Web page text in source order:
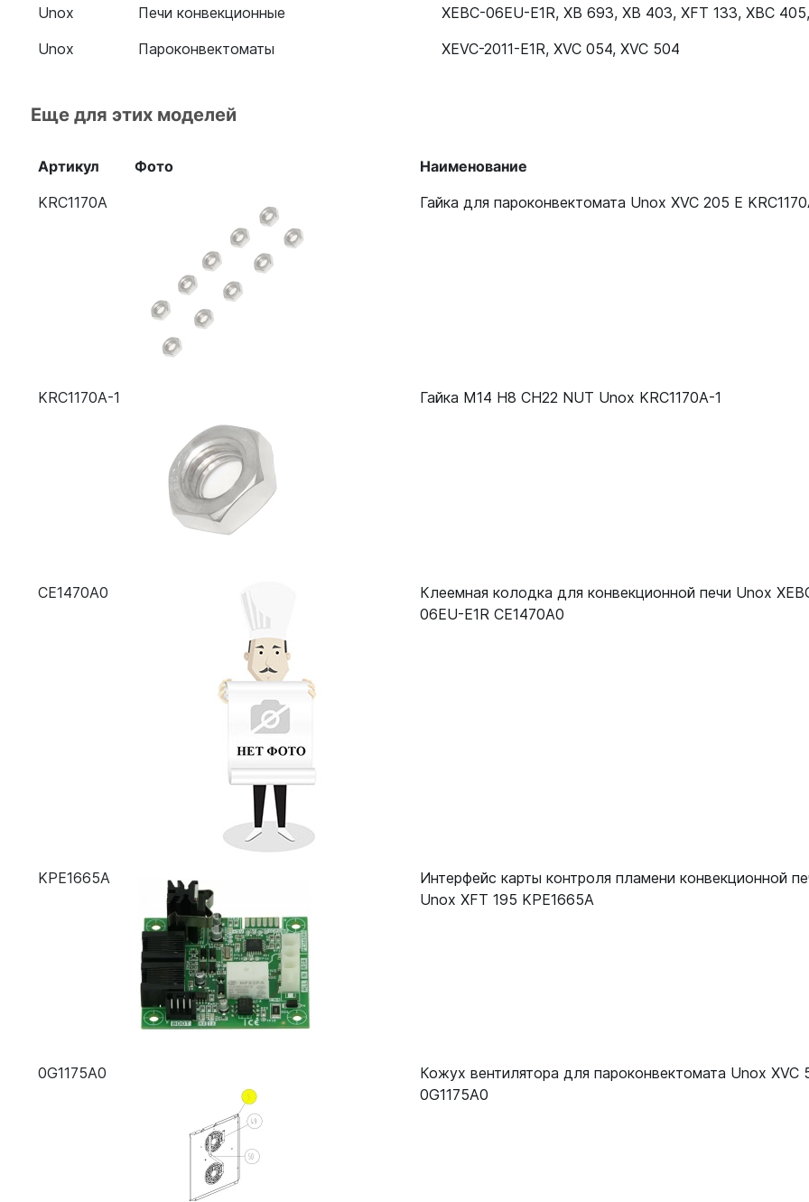
Unox
Печи конвекционные XEBC-06EU-E1R, XB 693, XB 403, XFT 133, XBC 405,
Unox
Пароконвектоматы XEVC-2011-E1R, XVC 054, XVC 504
Еще для этих моделей
Артикул Фото Наименование
KRC1170A
Гайка для пароконвектомата Unox XVC 205 E
KRC1170A-1 Гайка M14 H8 CH22 NUT Unox KRC1170A-1
CE1470A0
Клеемная колодка для конвекционной печи Unox
06EU-E1R CE1470A0
KPE1665A
Интерфейс карты контроля пламени конвекционной
Unox XFT 195 KPE1665A
0G1175A0
Кожух вентилятора для пароконвектомата Unox XVC
0G1175A0